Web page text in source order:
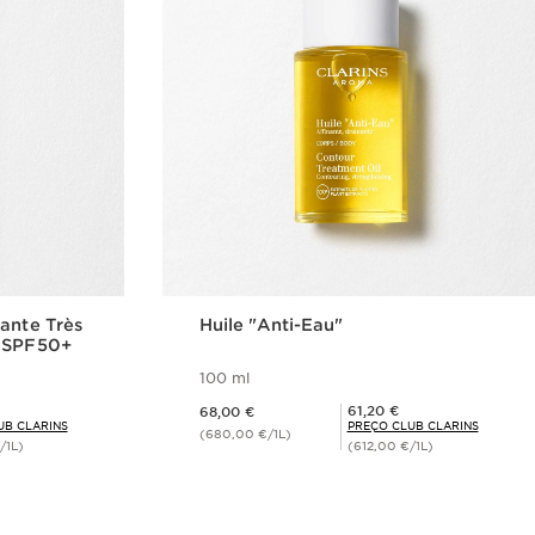
Très
CLARINS
Huile "Anti-Eau"
100 ml
68,00 €
(680,00 €/1L)
Preço Club Clarins 61,20 €
61,20 €
PREÇO CLUB CLARINS
(612,00 €/1L)